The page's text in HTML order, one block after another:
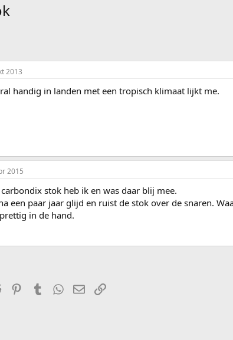
2013
handig in landen met een tropisch klimaat lijkt me.
2015
carbondix stok heb ik en was daar blij mee.
een paar jaar glijd en ruist de stok over de snaren.
in de hand.
Reddit PinterestTumblrWhatsApp
E-mailLink